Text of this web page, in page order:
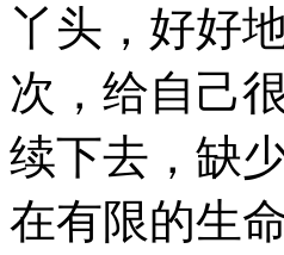
丫头，好好
次，给自己
续下去，缺
在有限的生